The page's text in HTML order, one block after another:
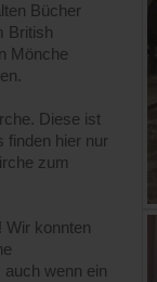
Bücher
British
Mönche
Diese ist
finden hier nur
zum
Wir konnten
wenn ein